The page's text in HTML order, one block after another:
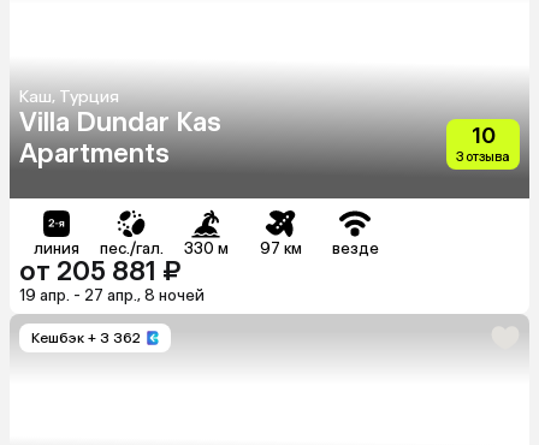
Каш, Турция
Villa Dundar Kas
Apartments
10
3 отзыва
линия пес./гал. 330 м 97 км везде
от 205 881 ₽
19 апр. - 27 апр., 8 ночей
Кешбэк + 3 362